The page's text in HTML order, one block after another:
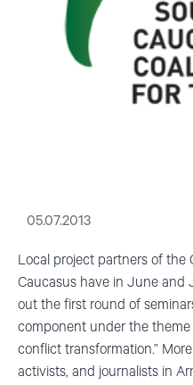
05.07.2013
Local project partners of the
Caucasus have in June and
out the first round of
component under the
conflict transformation.”
activists, and journalists in